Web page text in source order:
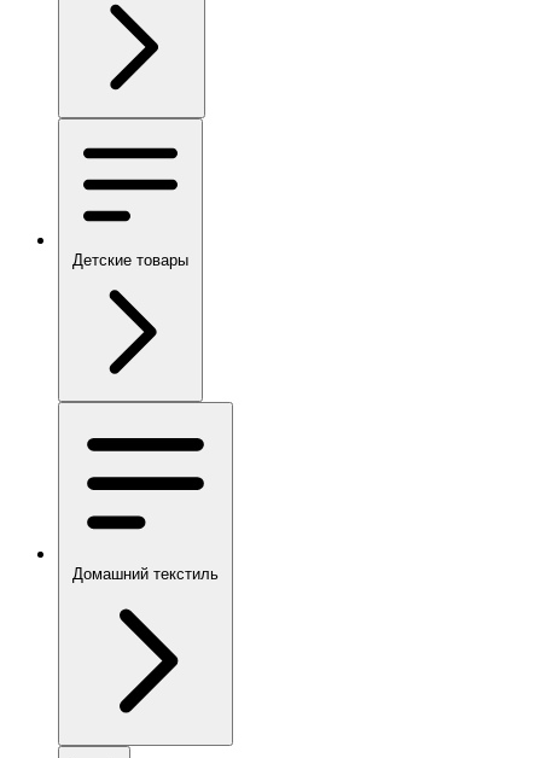
Детские товары
Домашний текстиль